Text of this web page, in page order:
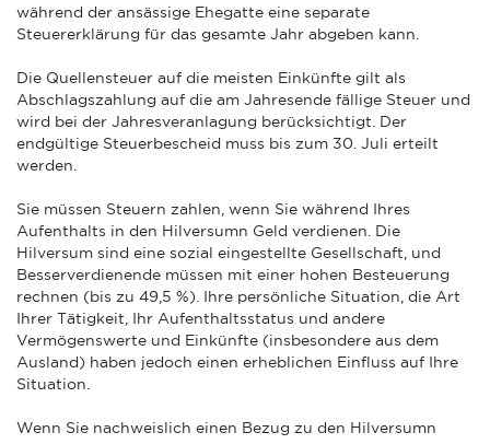
während der ansässige Ehegatte eine separate
Steuererklärung für das gesamte Jahr abgeben kann.
Die Quellensteuer auf die meisten Einkünfte gilt als
Abschlagszahlung auf die am Jahresende fällige Steuer und
wird bei der Jahresveranlagung berücksichtigt. Der
endgültige Steuerbescheid muss bis zum 30. Juli erteilt
werden.
Sie müssen Steuern zahlen, wenn Sie während Ihres
Aufenthalts in den Hilversumn Geld verdienen. Die
Hilversum sind eine sozial eingestellte Gesellschaft, und
Besserverdienende müssen mit einer hohen Besteuerung
rechnen (bis zu 49,5 %). Ihre persönliche Situation, die Art
Ihrer Tätigkeit, Ihr Aufenthaltsstatus und andere
Vermögenswerte und Einkünfte (insbesondere aus dem
Ausland) haben jedoch einen erheblichen Einfluss auf Ihre
Situation.
Wenn Sie nachweislich einen Bezug zu den Hilversumn